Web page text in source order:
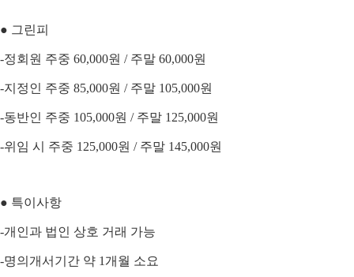
● 그린피
-정회원 주중 60,000원 / 주말 60,000원
-지정인 주중 85,000원 / 주말 105,000원
-동반인 주중 105,000원 / 주말 125,000원
-위임 시 주중 125,000원 / 주말 145,000원
● 특이사항
-개인과 법인 상호 거래 가능
-명의개서기간 약 1개월 소요